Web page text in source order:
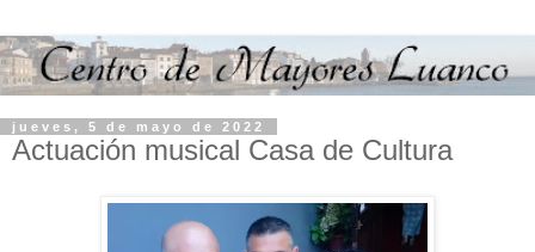
jueves, 5 de mayo de 2022
Actuación musical Casa de Cultura